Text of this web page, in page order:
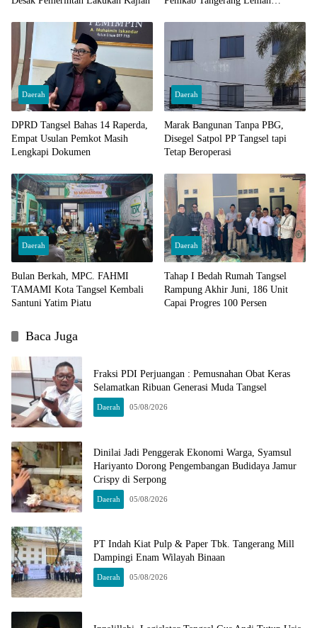
Daerah
DPRD Tangsel Bahas 14 Raperda,
Empat Usulan Pemkot Masih
Lengkapi Dokumen
Daerah
Marak Bangunan Tanpa PBG,
Disegel Satpol PP Tangsel tapi
Tetap Beroperasi
Daerah
Bulan Berkah, MPC. FAHMI
TAMAMI Kota Tangsel Kembali
Santuni Yatim Piatu
Daerah
Tahap I Bedah Rumah Tangsel
Rampung Akhir Juni, 186 Unit
Capai Progres 100 Persen
Baca Juga
Fraksi PDI Perjuangan : Pemusnahan Obat Keras
Selamatkan Ribuan Generasi Muda Tangsel
Daerah 05/08/2026
Dinilai Jadi Penggerak Ekonomi Warga, Syamsul
Hariyanto Dorong Pengembangan Budidaya Jamur
Crispy di Serpong
Daerah 05/08/2026
PT Indah Kiat Pulp & Paper Tbk. Tangerang Mill
Dampingi Enam Wilayah Binaan
Daerah 05/08/2026